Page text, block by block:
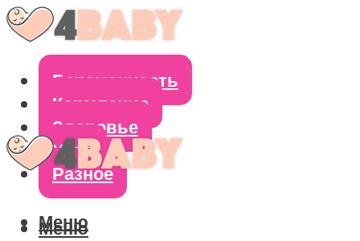
Беременность
Кормление
Здоровье
Уход
Разное
Меню
Меню